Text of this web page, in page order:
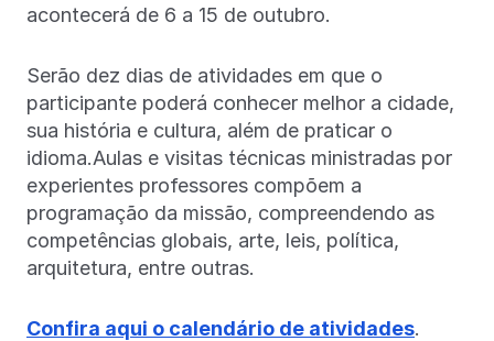
acontecerá de 6 a 15 de outubro.
Serão dez dias de atividades em que o
participante poderá conhecer melhor a cidade,
sua história e cultura, além de praticar o
idioma.Aulas e visitas técnicas ministradas por
experientes professores compõem a
programação da missão, compreendendo as
competências globais, arte, leis, política,
arquitetura, entre outras.
Confira aqui o calendário de atividades.